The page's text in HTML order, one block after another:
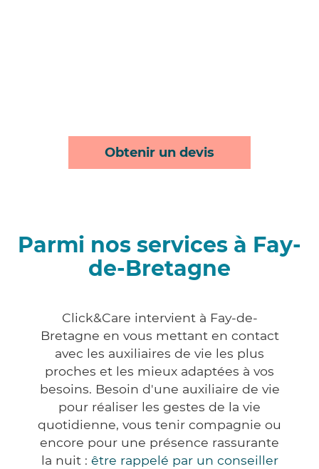
Obtenir un devis
Parmi nos services à Fay-
de-Bretagne
Click&Care intervient à Fay-de-
Bretagne en vous mettant en contact
avec les auxiliaires de vie les plus
proches et les mieux adaptées à vos
besoins. Besoin d'une auxiliaire de vie
pour réaliser les gestes de la vie
quotidienne, vous tenir compagnie ou
encore pour une présence rassurante
la nuit : être rappelé par un conseiller